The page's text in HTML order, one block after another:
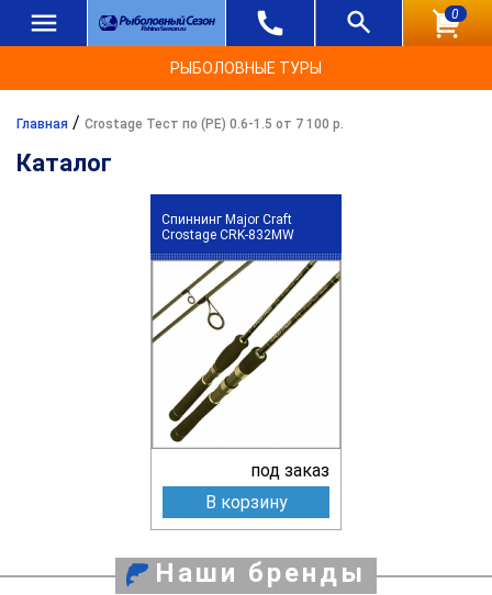
0
РЫБОЛОВНЫЕ ТУРЫ
Главная / Crostage Тест по (РЕ) 0.6-1.5 от 7 100 р.
Каталог
Спиннинг Major Craft
Crostage CRK-832MW
под заказ
В корзину
Наши бренды